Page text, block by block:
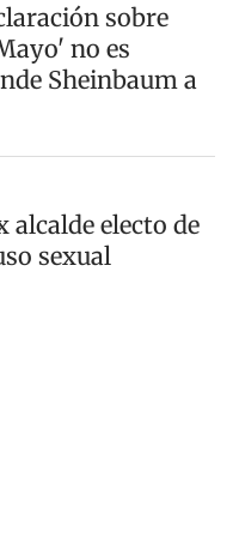
sobre
no es
Sheinbaum a
alcalde electo de
sexual